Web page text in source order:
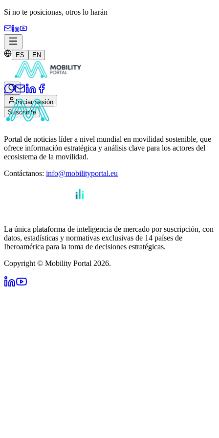
Si no te posicionas, otros lo harán
ES EN
Iniciar sesión
Suscribite
Portal de noticias líder a nivel mundial en movilidad sostenible, que
ofrece información estratégica y análisis clave para los actores del
ecosistema de la movilidad.
Contáctanos: info@mobilityportal.eu
La única plataforma de inteligencia de mercado por suscripción, con
datos, estadísticas y normativas exclusivas de 14 países de
Iberoamérica para la toma de decisiones estratégicas.
Copyright © Mobility Portal 2026.